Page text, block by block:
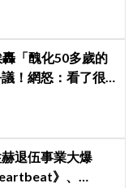
「醜化50多歲的
！網怒：看了很
赫退伍事業大爆
》、